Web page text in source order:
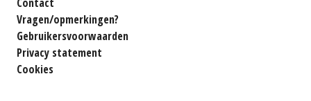
Vragen/opmerkingen?
Gebruikersvoorwaarden
Privacy statement
Cookies